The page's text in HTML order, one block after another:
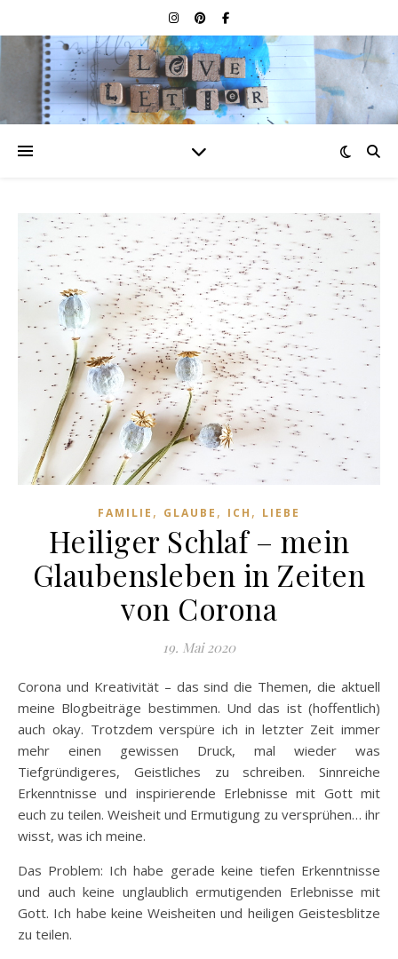
FAMILIE , GLAUBE , ICH , LIEBE
Heiliger Schlaf – mein
Glaubensleben in Zeiten
von Corona
19. Mai 2020
Corona und Kreativität – das sind die Themen, die aktuell
meine Blogbeiträge bestimmen. Und das ist (hoffentlich)
auch okay. Trotzdem verspüre ich in letzter Zeit immer
mehr einen gewissen Druck, mal wieder was
Tiefgründigeres, Geistliches zu schreiben. Sinnreiche
Erkenntnisse und inspirierende Erlebnisse mit Gott mit
euch zu teilen. Weisheit und Ermutigung zu versprühen… ihr
wisst, was ich meine.
Das Problem: Ich habe gerade keine tiefen Erkenntnisse
und auch keine unglaublich ermutigenden Erlebnisse mit
Gott. Ich habe keine Weisheiten und heiligen Geistesblitze
zu teilen.